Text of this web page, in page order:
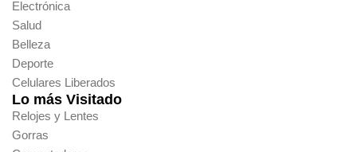
Electrónica
Salud
Belleza
Deporte
Celulares Liberados
Lo más Visitado
Relojes y Lentes
Gorras